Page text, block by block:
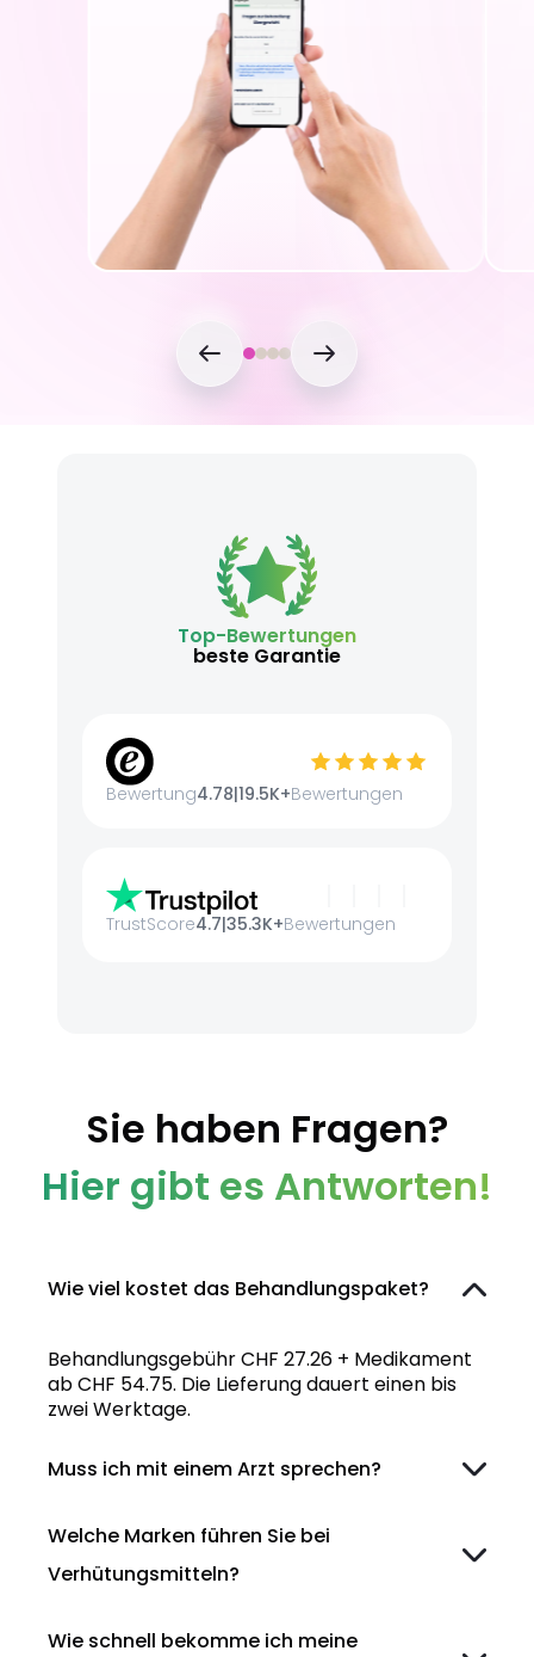
Top-Bewertungen
beste Garantie
Bewertung4.78|19.5K+Bewertungen
TrustScore4.7|35.3K+Bewertungen
Sie haben Fragen?
Hier gibt es Antworten!
Wie viel kostet das Behandlungspaket?
Behandlungsgebühr CHF 27.26 + Medikament
ab CHF 54.75. Die Lieferung dauert einen bis
zwei Werktage.
Muss ich mit einem Arzt sprechen?
Welche Marken führen Sie bei
Verhütungsmitteln?
Wie schnell bekomme ich meine